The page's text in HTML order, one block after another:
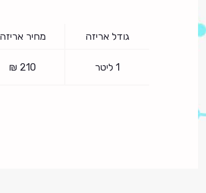
גודל אריזה מחיר אריזה
1 ליטר 210
₪